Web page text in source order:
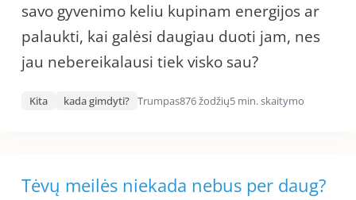
savo gyvenimo keliu kupinam energijos ar
palaukti, kai galėsi daugiau duoti jam, nes
jau nebereikalausi tiek visko sau?
Kita kada gimdyti? Trumpas876 žodžių5 min. skaitymo
Tėvų meilės niekada nebus per daug?